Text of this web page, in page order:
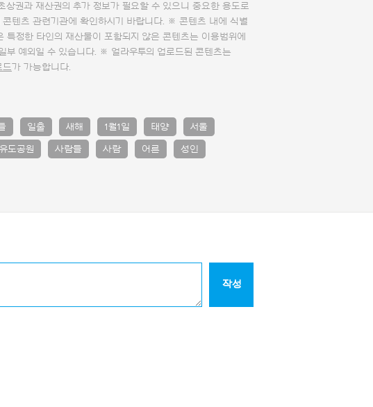
상권과 재산권의 추가 정보가 필요할 수 있으니 중요한 용도로
콘텐츠 관련기관에 확인하시기 바랍니다. ※ 콘텐츠 내에 식별
특정한 타인의 재산물이 포함되지 않은 콘텐츠는 이용범위에
부 예외일 수 있습니다. ※ 얼라우투의 업로드된 콘텐츠는
드가 가능합니다.
일출 새해 1월1일 태양 서울
도공원 사람들 사람 어른 성인
작성